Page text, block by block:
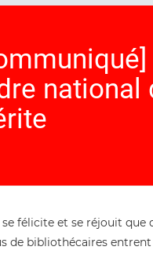
national
se félicite et se réjouit que
de bibliothécaires entrent